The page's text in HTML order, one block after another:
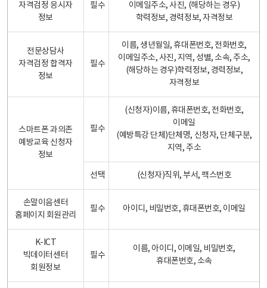
자격검정 응시자
정보
필수
이메일주소, 사진, (해당하는 경우)
학력정보, 경력정보, 자격정보
전문상담사
자격검정 합격자
정보
필수
이름, 생년월일, 휴대폰번호, 전화번호,
이메일주소, 사진, 지역, 성별, 소속, 주소,
(해당하는 경우)학력정보, 경력정보,
자격정보
스마트폰 과의존
예방교육 신청자
정보
필수
(신청자)이름, 휴대폰번호, 전화번호,
이메일
(예방특강 단체)단체명, 신청자, 단체구분,
지역, 주소
선택 (신청자)직위, 부서, 팩스번호
손말이음센터
홈페이지 회원관리
필수 아이디, 비밀번호, 휴대폰번호, 이메일
K-ICT
빅데이터센터
회원정보
필수
이름, 아이디, 이메일, 비밀번호,
휴대폰번호, 소속